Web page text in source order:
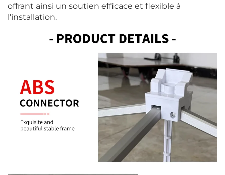
offrant ainsi un soutien efficace et flexible à
l'installation.